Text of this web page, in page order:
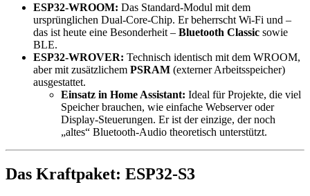
ESP32-WROOM: Das Standard-Modul mit dem
ursprünglichen Dual-Core-Chip. Er beherrscht Wi-Fi und –
das ist heute eine Besonderheit – Bluetooth Classic sowie
BLE.
ESP32-WROVER: Technisch identisch mit dem WROOM,
aber mit zusätzlichem PSRAM (externer Arbeitsspeicher)
ausgestattet.
Einsatz in Home Assistant: Ideal für Projekte, die viel
Speicher brauchen, wie einfache Webserver oder
Display-Steuerungen. Er ist der einzige, der noch
„altes“ Bluetooth-Audio theoretisch unterstützt.
Das Kraftpaket: ESP32-S3